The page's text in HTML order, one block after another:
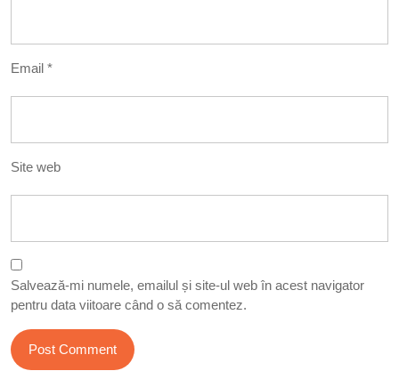
Email *
Site web
Salvează-mi numele, emailul și site-ul web în acest navigator
pentru data viitoare când o să comentez.